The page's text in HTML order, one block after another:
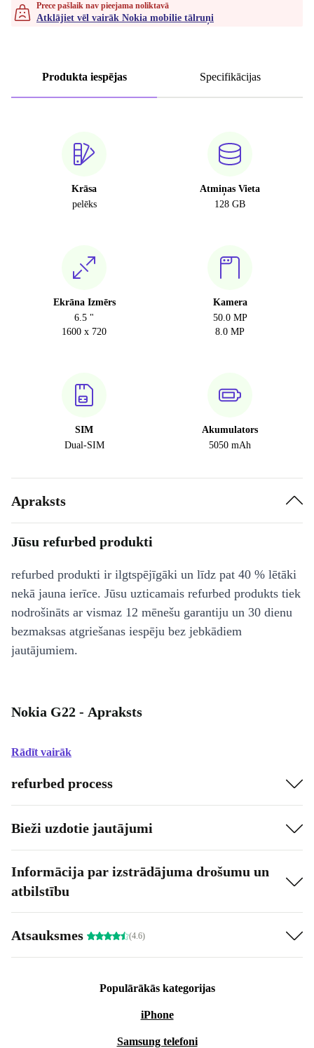
Prece pašlaik nav pieejama noliktavā
Atklājiet vēl vairāk Nokia mobilie tālruņi
Produkta iespējas Specifikācijas
Krāsa
pelēks
Atmiņas Vieta
128 GB
Ekrāna Izmērs
6.5 "
1600 x 720
Kamera
50.0 MP
8.0 MP
SIM
Dual-SIM
Akumulators
5050 mAh
Apraksts
Jūsu refurbed produkti
refurbed produkti ir ilgtspējīgāki un līdz pat 40 % lētāki
nekā jauna ierīce. Jūsu uzticamais refurbed produkts tiek
nodrošināts ar vismaz 12 mēnešu garantiju un 30 dienu
bezmaksas atgriešanas iespēju bez jebkādiem
jautājumiem.
Nokia G22 - Apraksts
Rādīt vairāk
refurbed process
Bieži uzdotie jautājumi
Informācija par izstrādājuma drošumu un
atbilstību
Atsauksmes (4.6)
Populārākās kategorijas
iPhone
Samsung telefoni